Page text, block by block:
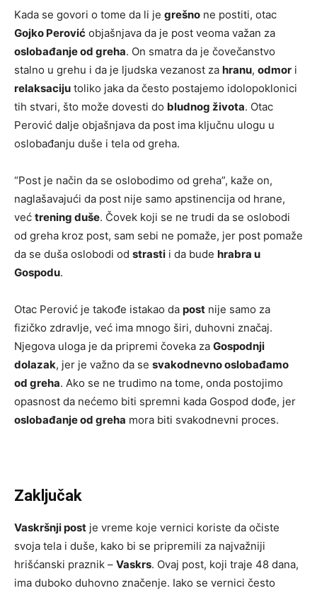
Kada se govori o tome da li je grešno ne postiti, otac
Gojko Perović objašnjava da je post veoma važan za
oslobađanje od greha. On smatra da je čovečanstvo
stalno u grehu i da je ljudska vezanost za hranu, odmor i
relaksaciju toliko jaka da često postajemo idolopoklonici
tih stvari, što može dovesti do bludnog života. Otac
Perović dalje objašnjava da post ima ključnu ulogu u
oslobađanju duše i tela od greha.
“Post je način da se oslobodimo od greha”, kaže on,
naglašavajući da post nije samo apstinencija od hrane,
već trening duše. Čovek koji se ne trudi da se oslobodi
od greha kroz post, sam sebi ne pomaže, jer post pomaže
da se duša oslobodi od strasti i da bude hrabra u
Gospodu.
Otac Perović je takođe istakao da post nije samo za
fizičko zdravlje, već ima mnogo širi, duhovni značaj.
Njegova uloga je da pripremi čoveka za Gospodnji
dolazak, jer je važno da se svakodnevno oslobađamo
od greha. Ako se ne trudimo na tome, onda postojimo
opasnost da nećemo biti spremni kada Gospod dođe, jer
oslobađanje od greha mora biti svakodnevni proces.
Zaključak
Vaskršnji post je vreme koje vernici koriste da očiste
svoja tela i duše, kako bi se pripremili za najvažniji
hrišćanski praznik – Vaskrs. Ovaj post, koji traje 48 dana,
ima duboko duhovno značenje. Iako se vernici često